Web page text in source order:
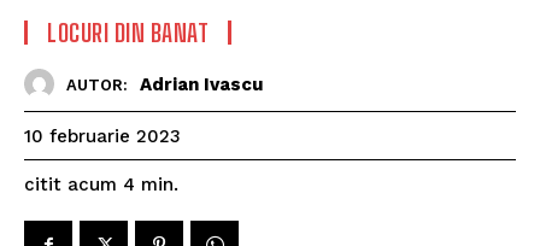
LOCURI DIN BANAT
AUTOR: Adrian Ivascu
10 februarie 2023
citit acum 4 min.